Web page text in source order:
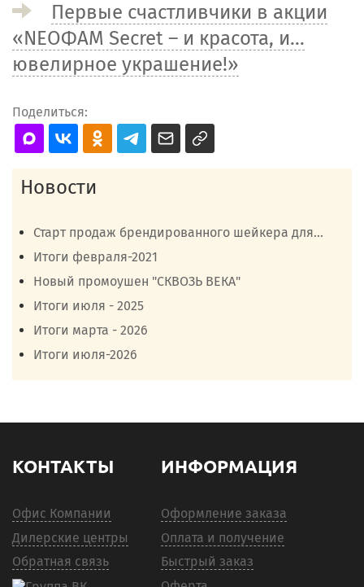
Первые счастливчики в акции
«NEOФАМ Secret – и красота, и…
ювелирное украшение!»
Поделиться:
Новости
Старт продаж брендированного шейкера для...
Итоги февраля-2021
Новый промоушен "СКВОЗЬ ВЕКА"
Итоги июля - 2025
Итоги марта - 2026
Итоги июля-2026
КОНТАКТЫ
Офис Компании
Дилерские центры
Обратная связь
ИНФОРМАЦИЯ
Оформление заказа
Оплата и получение
Быстрый заказ